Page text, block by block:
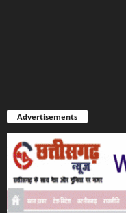
Advertisements